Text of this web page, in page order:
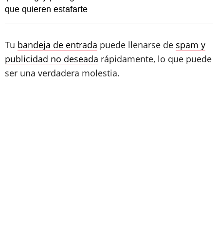
que quieren estafarte
Tu bandeja de entrada puede llenarse de spam y
publicidad no deseada rápidamente, lo que puede
ser una verdadera molestia.